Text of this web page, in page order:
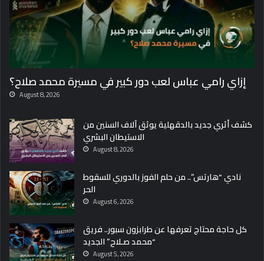
إزاي رامي عباس لعب دور كبير في مسيرة محمد صلاح؟
August 8, 2026
كشف أثري جديد بالدقهلية يوثق آلاف السنين من
الاستيطان البشري
August 8, 2026
نادي “هارتس”.. من حلم الفوز بالدوري للسقوط
الحر
August 6, 2026
كل حاجة محتاج تعرفها عن طرابزون سبور.. فريق
“محمد صـلاح” الجديد
August 5, 2026